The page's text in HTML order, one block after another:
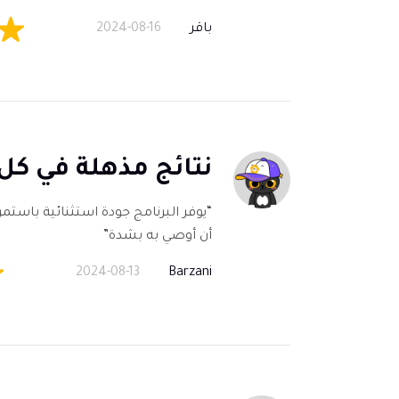
باقر 2024-08-16
نتائج مذهلة في
أن أوصي به بشدة”
Barzani
2024-08-13